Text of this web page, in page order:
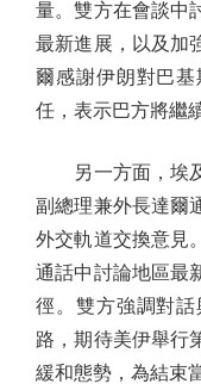
量。雙方在會談中
最新進展，以及加
爾感謝伊朗對巴
任，表示巴方將繼
另一方面，埃及
副總理兼外長達爾
外交軌道交換意見
通話中討論地區最
徑。雙方強調對
路，期待美伊舉行
緩和態勢，為結束